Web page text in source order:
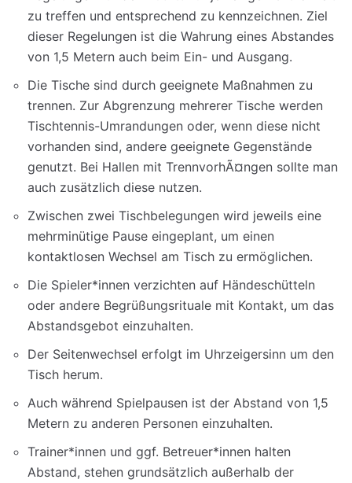
zu treffen und entsprechend zu kennzeichnen. Ziel
dieser Regelungen ist die Wahrung eines Abstandes
von 1,5 Metern auch beim Ein- und Ausgang.
Die Tische sind durch geeignete Maßnahmen zu
trennen. Zur Abgrenzung mehrerer Tische werden
Tischtennis-Umrandungen oder, wenn diese nicht
vorhanden sind, andere geeignete Gegenstände
genutzt. Bei Hallen mit TrennvorhÃ¤ngen sollte man
auch zusätzlich diese nutzen.
Zwischen zwei Tischbelegungen wird jeweils eine
mehrminütige Pause eingeplant, um einen
kontaktlosen Wechsel am Tisch zu ermöglichen.
Die Spieler*innen verzichten auf Händeschütteln
oder andere Begrüßungsrituale mit Kontakt, um das
Abstandsgebot einzuhalten.
Der Seitenwechsel erfolgt im Uhrzeigersinn um den
Tisch herum.
Auch während Spielpausen ist der Abstand von 1,5
Metern zu anderen Personen einzuhalten.
Trainer*innen und ggf. Betreuer*innen halten
Abstand, stehen grundsätzlich außerhalb der